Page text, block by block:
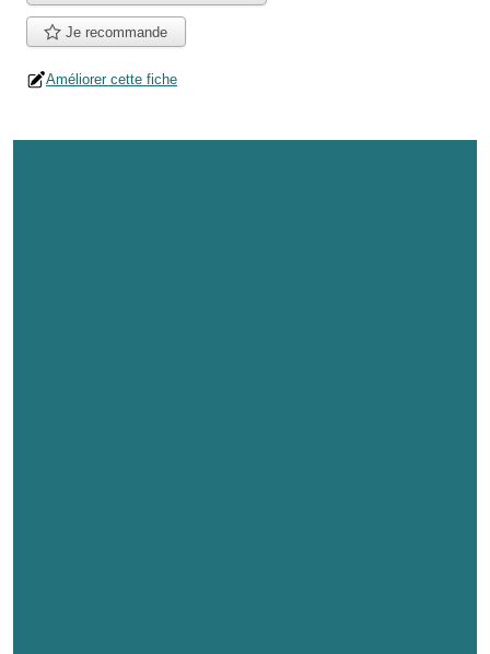
Je recommande
Améliorer cette fiche